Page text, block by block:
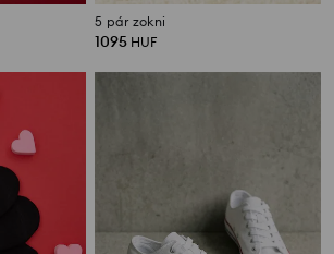
5 pár zokni
1095 HUF